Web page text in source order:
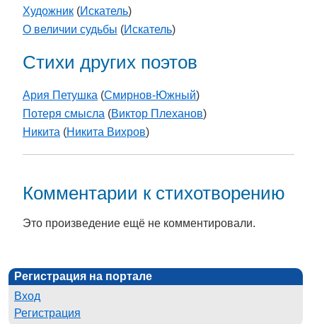
Художник (Искатель)
О величии судьбы (Искатель)
Стихи других поэтов
Ария Петушка (Смирнов-Южный)
Потеря смысла (Виктор Плеханов)
Никита (Никита Вихров)
Комментарии к стихотворению
Это произведение ещё не комментировали.
Регистрация на портале
Вход
Регистрация